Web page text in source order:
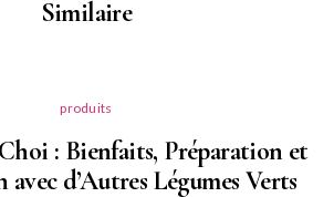
Similaire
produits
: Bienfaits, Préparation et
avec d’Autres Légumes Verts